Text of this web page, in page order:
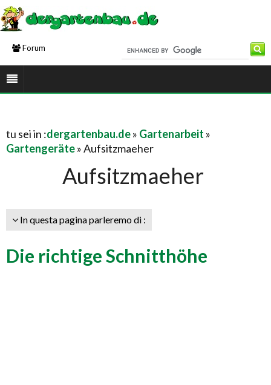
Forum
tu sei in :dergartenbau.de» Gartenarbeit »
Gartengeräte» Aufsitzmaeher
Aufsitzmaeher
In questa pagina parleremo di :
Die richtige Schnitthöhe